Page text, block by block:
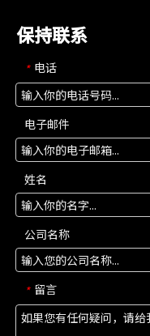
保持联系
* 电话
电子邮件
姓名
公司名称
* 留言